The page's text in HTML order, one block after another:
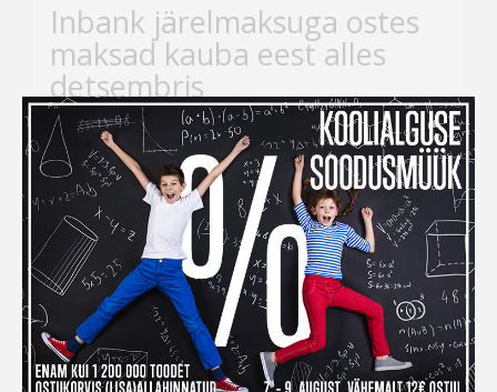
Inbank järelmaksuga ostes
maksad kauba eest alles
detsembris
Kui ihaldatud kaupade tellimiseks peaks raha nappima,
siis
Inbank järelmaksu abiga saad soovitud kauba
kohe kätte, aga maksma hakkad alles
detsembris!
Järelmaksu taotlemise protsess on lihtne –
veebikaubamaja ostukorvis tuleb makseviisiks valida
“Maksa järelmaksuga” ning seejärel täita kõik vajalikud
väljad.